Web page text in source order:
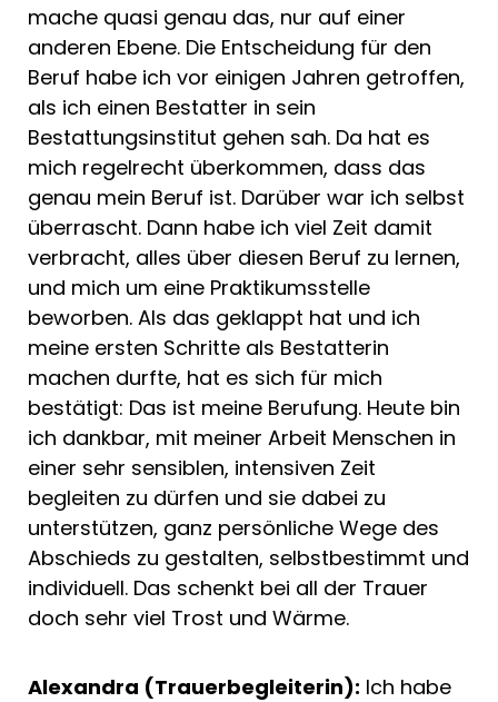
mache quasi genau das, nur auf einer
anderen Ebene. Die Entscheidung für den
Beruf habe ich vor einigen Jahren getroffen,
als ich einen Bestatter in sein
Bestattungsinstitut gehen sah. Da hat es
mich regelrecht überkommen, dass das
genau mein Beruf ist. Darüber war ich selbst
überrascht. Dann habe ich viel Zeit damit
verbracht, alles über diesen Beruf zu lernen,
und mich um eine Praktikumsstelle
beworben. Als das geklappt hat und ich
meine ersten Schritte als Bestatterin
machen durfte, hat es sich für mich
bestätigt: Das ist meine Berufung. Heute bin
ich dankbar, mit meiner Arbeit Menschen in
einer sehr sensiblen, intensiven Zeit
begleiten zu dürfen und sie dabei zu
unterstützen, ganz persönliche Wege des
Abschieds zu gestalten, selbstbestimmt und
individuell. Das schenkt bei all der Trauer
doch sehr viel Trost und Wärme.
Alexandra (Trauerbegleiterin): Ich habe